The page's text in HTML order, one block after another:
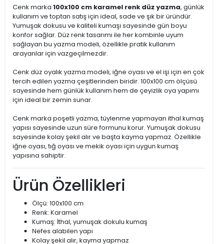
Cenk marka 100x100 cm karamel renk düz yazma, günlük
kullanım ve toptan satış için ideal, sade ve şık bir üründür.
Yumuşak dokusu ve kaliteli kumaşı sayesinde gün boyu
konfor sağlar. Düz renk tasarımı ile her kombinle uyum
sağlayan bu yazma modeli, özellikle pratik kullanım
arayanlar için vazgeçilmezdir.
Cenk düz oyalık yazma modeli, iğne oyası ve el işi için en çok
tercih edilen yazma çeşitlerinden biridir. 100x100 cm ölçüsü
sayesinde hem günlük kullanım hem de çeyizlik oya yapımı
için ideal bir zemin sunar.
Cenk marka poşetli yazma, tüylenme yapmayan ithal kumaş
yapısı sayesinde uzun süre formunu korur. Yumuşak dokusu
sayesinde kolay şekil alır ve başta kayma yapmaz. Özellikle
iğne oyası, tığ oyası ve mekik oyası için uygun kumaş
yapısına sahiptir.
Ürün Özellikleri
Ölçü: 100x100 cm
Renk: Karamel
Kumaş: İthal, yumuşak dokulu kumaş
Nefes alabilen yapı
Kolay şekil alır, kayma yapmaz